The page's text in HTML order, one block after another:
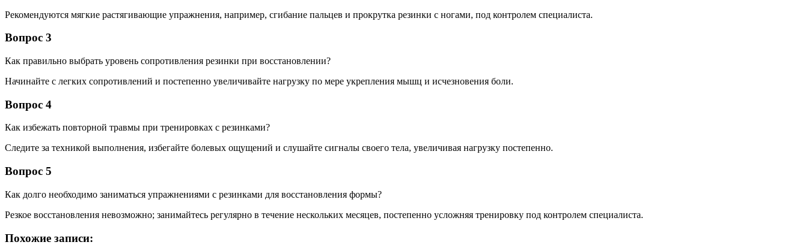
Рекомендуются мягкие растягивающие упражнения, например, сгибание пальцев и прокрутка резинки с ногами, под контролем специалиста.
Вопрос 3
Как правильно выбрать уровень сопротивления резинки при восстановлении?
Начинайте с легких сопротивлений и постепенно увеличивайте нагрузку по мере укрепления мышц и исчезновения боли.
Вопрос 4
Как избежать повторной травмы при тренировках с резинками?
Следите за техникой выполнения, избегайте болевых ощущений и слушайте сигналы своего тела, увеличивая нагрузку постепенно.
Вопрос 5
Как долго необходимо заниматься упражнениями с резинками для восстановления формы?
Резкое восстановления невозможно; занимайтесь регулярно в течение нескольких месяцев, постепенно усложняя тренировку под контролем специалиста.
Похожие записи: